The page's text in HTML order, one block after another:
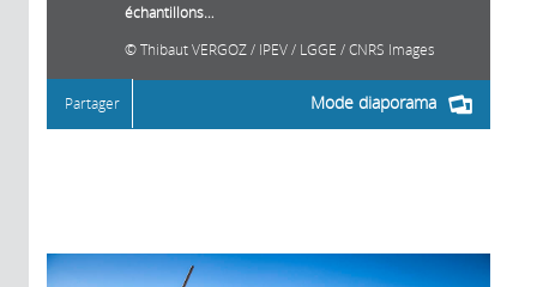
échantillons…
Thibaut VERGOZ / IPEV / LGGE / CNRS Images
Mode diaporama
Partager